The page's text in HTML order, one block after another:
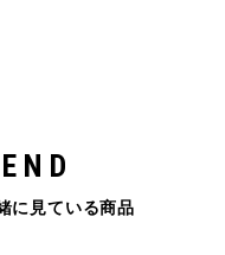
に見ている商品